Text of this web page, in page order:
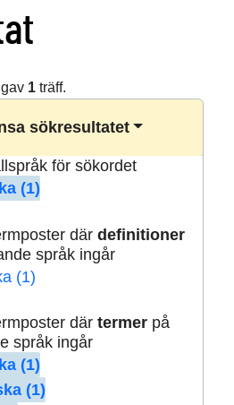
1träff.
sökresultatet
för sökordet
(1)
där definitioner
språk ingår
(1)
där termerpå
språk ingår
(1)
(1)